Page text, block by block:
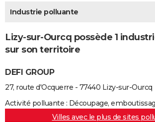
Destinations
City break
Voyage nature
Voyage de noces
Forum
Climat
+PHOTO
GUIDES D'ACHAT
BONS PLANS
CARTE DE VOEUX
Carte de Noël
Carte Bonne année
Carte Saint-Valentin
Carte Pâques
Carte d'anniversaire
DICTIONNAIRE
Dictionnaire
Biographies
Citations
Expressions
Proverbes
PROGRAMME TV
Industrie polluante
Lizy-sur-Ourcq possède 1
sur son territoire
DEFI GROUP
27, route d'Ocquerre - 77440 Lizy-sur-Ourcq
Activité polluante : Découpage,
Villes avec le plus de sites